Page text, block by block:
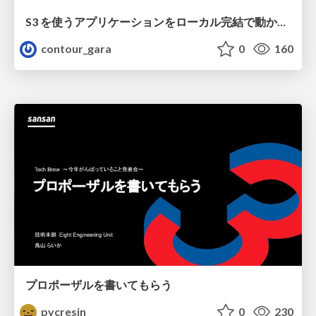
S3 を使うアプリケーションをローカル完結で動かすことに全力を注いでみた / Running S3 Apps Offline
contour_gara
0 160
プロポーザルを書いてもらう
pvcresin
0 230